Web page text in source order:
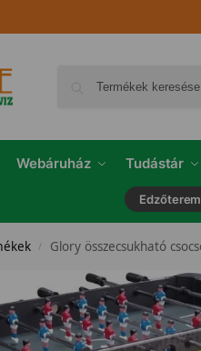
Webáruház Tudástár
/ Glory összecsukható